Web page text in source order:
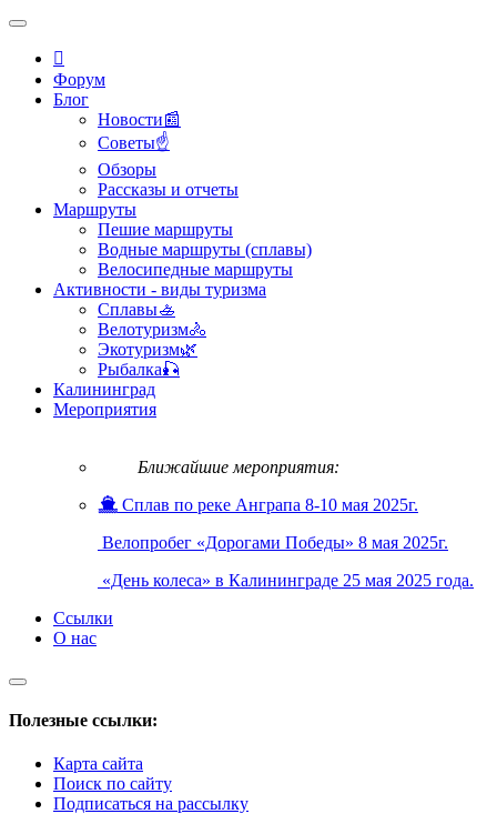
Форум
Блог
Новости📰
Советы☝
Обзоры
Рассказы и отчеты
Маршруты
Пешие маршруты
Водные маршруты (сплавы)
Велосипедные маршруты
Активности - виды туризма
Сплавы🚣
Велотуризм🚴
Экотуризм🌿
Рыбалка🎣
Калининград
Мероприятия
Ближайшие мероприятия:
Сплав по реке Анграпа 8-10 мая 2025г.
Велопробег «Дорогами Победы» 8 мая 2025г.
«День колеса» в Калининграде 25 мая 2025 года.
Ссылки
О нас
Полезные ссылки:
Карта сайта
Поиск по сайту
Подписаться на рассылку